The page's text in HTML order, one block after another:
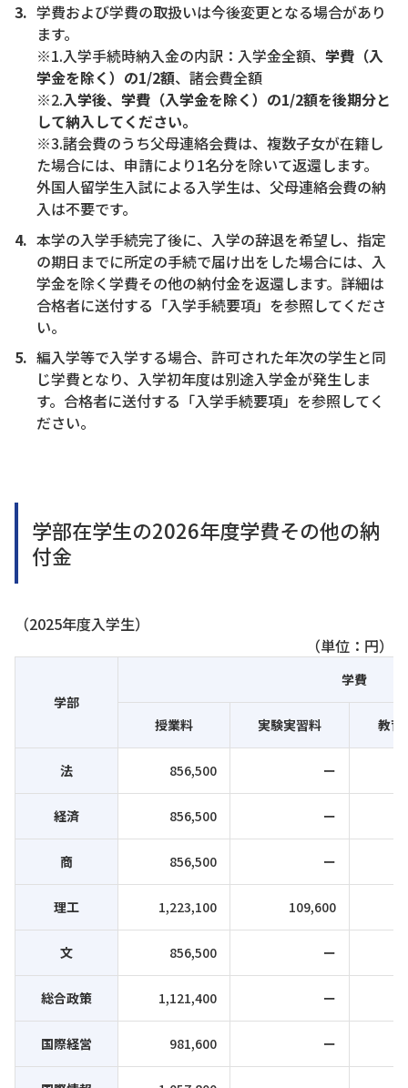
学費および学費の取扱いは今後変更となる場合があり
ます。
※1.入学手続時納入金の内訳：入学金全額、 学費（入
学金を除く）の1/2額、諸会費全額
※2.入学後、学費（入学金を除く）の1/2額を後期分と
して納入してください。
※3.諸会費のうち父母連絡会費は、複数子女が在籍し
た場合には、申請により1名分を除いて返還します。
外国人留学生入試による入学生は、父母連絡会費の納
入は不要です。
本学の入学手続完了後に、入学の辞退を希望し、指定
の期日までに所定の手続で届け出をした場合には、入
学金を除く学費その他の納付金を返還します。詳細は
合格者に送付する「入学手続要項」を参照してくださ
い。
編入学等で入学する場合、許可された年次の学生と同
じ学費となり、入学初年度は別途入学金が発生しま
す。合格者に送付する「入学手続要項」を参照してく
ださい。
学部在学生の2026年度学費その他の納
付金
（2025年度入学生）
（単位：円）
学部
学費
授業料 実験実習料 教育
法 856,500 ー
経済 856,500 ー
商 856,500 ー
理工 1,223,100 109,600
文 856,500 ー
総合政策 1,121,400 ー
国際経営 981,600 ー